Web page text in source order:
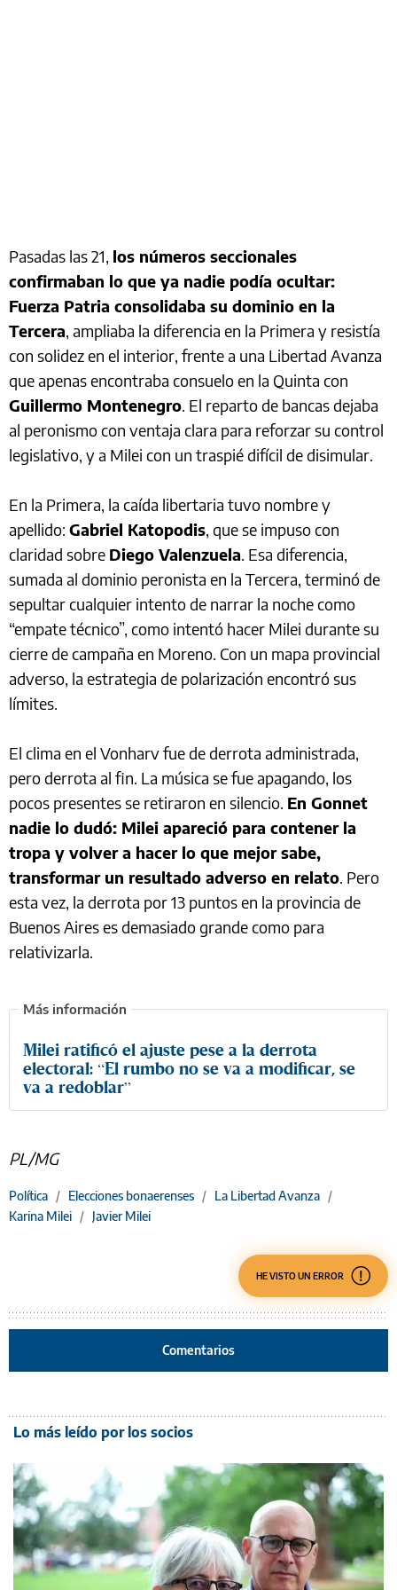
Pasadas las 21, los números seccionales
confirmaban lo que ya nadie podía ocultar:
Fuerza Patria consolidaba su dominio en la
Tercera, ampliaba la diferencia en la Primera y resistía
con solidez en el interior, frente a una Libertad Avanza
que apenas encontraba consuelo en la Quinta con
Guillermo Montenegro. El reparto de bancas dejaba
al peronismo con ventaja clara para reforzar su control
legislativo, y a Milei con un traspié difícil de disimular.
En la Primera, la caída libertaria tuvo nombre y
apellido: Gabriel Katopodis, que se impuso con
claridad sobre Diego Valenzuela. Esa diferencia,
sumada al dominio peronista en la Tercera, terminó de
sepultar cualquier intento de narrar la noche como
“empate técnico”, como intentó hacer Milei durante su
cierre de campaña en Moreno. Con un mapa provincial
adverso, la estrategia de polarización encontró sus
límites.
El clima en el Vonharv fue de derrota administrada,
pero derrota al fin. La música se fue apagando, los
pocos presentes se retiraron en silencio. En Gonnet
nadie lo dudó: Milei apareció para contener la
tropa y volver a hacer lo que mejor sabe,
transformar un resultado adverso en relato. Pero
esta vez, la derrota por 13 puntos en la provincia de
Buenos Aires es demasiado grande como para
relativizarla.
Milei ratificó el ajuste pese a la derrota
electoral: “El rumbo no se va a modificar, se
va a redoblar”
PL/MG
Política / Elecciones bonaerenses / La Libertad Avanza /
Karina Milei / Javier Milei
HE VISTO UN ERROR
Comentarios
Lo más leído por los socios